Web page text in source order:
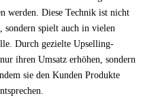
werden. Diese Technik ist nicht
sondern spielt auch in vielen
Durch gezielte Upselling-
ihren Umsatz erhöhen, sondern
sie den Kunden Produkte